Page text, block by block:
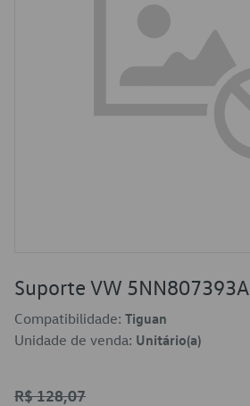
Suporte VW 5NN807393A
Compatibilidade: Tiguan
Unidade de venda: Unitário(a)
R$ 128,07